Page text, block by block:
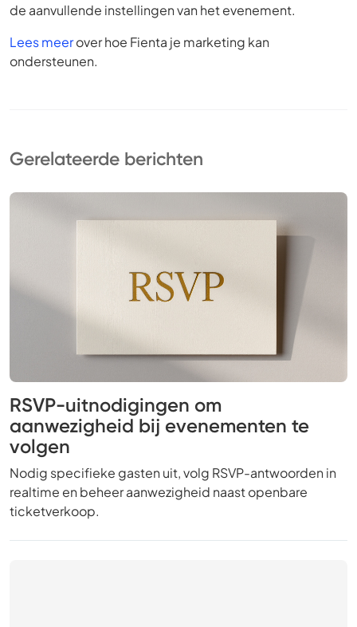
de aanvullende instellingen van het evenement.
Lees meerover hoe Fienta je marketing kan
ondersteunen.
Gerelateerde berichten
RSVP-uitnodigingen om
aanwezigheid bij evenementen te
volgen
Nodig specifieke gasten uit, volg RSVP-antwoorden in
realtime en beheer aanwezigheid naast openbare
ticketverkoop.